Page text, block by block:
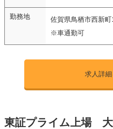
勤務地
佐賀県鳥栖市西新
※車通勤可
求人詳
東証プライム上場